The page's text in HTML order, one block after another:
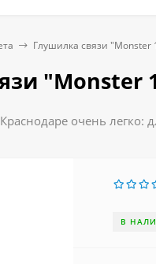
Глушилка связи "Monster
"Monster
очень легко:
В